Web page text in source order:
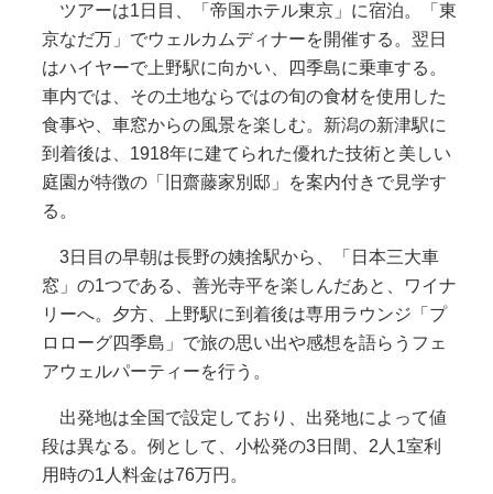
ツアーは1日目、「帝国ホテル東京」に宿泊。「東
京なだ万」でウェルカムディナーを開催する。翌日
はハイヤーで上野駅に向かい、四季島に乗車する。
車内では、その土地ならではの旬の食材を使用した
食事や、車窓からの風景を楽しむ。新潟の新津駅に
到着後は、1918年に建てられた優れた技術と美しい
庭園が特徴の「旧齋藤家別邸」を案内付きで見学す
る。
3日目の早朝は長野の姨捨駅から、「日本三大車
窓」の1つである、善光寺平を楽しんだあと、ワイナ
リーへ。夕方、上野駅に到着後は専用ラウンジ「プ
ロローグ四季島」で旅の思い出や感想を語らうフェ
アウェルパーティーを行う。
出発地は全国で設定しており、出発地によって値
段は異なる。例として、小松発の3日間、2人1室利
用時の1人料金は76万円。